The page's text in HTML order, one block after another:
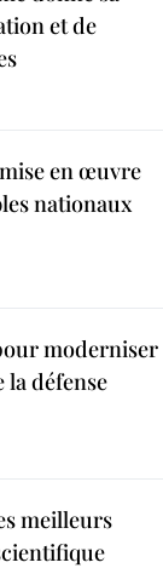
et de
en œuvre
nationaux
moderniser
défense
meilleurs